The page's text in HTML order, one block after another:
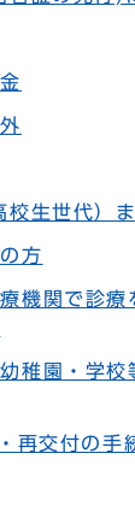
校生世代）
方
機関で診療
稚園・学校
再交付の手